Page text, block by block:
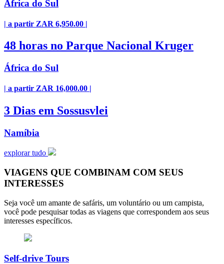
África do Sul
| a partir ZAR 6,950.00 |
48 horas no Parque Nacional Kruger
África do Sul
| a partir ZAR 16,000.00 |
3 Dias em Sossusvlei
Namíbia
explorar tudo
VIAGENS QUE COMBINAM COM SEUS
INTERESSES
Seja você um amante de safáris, um voluntário ou um campista,
você pode pesquisar todas as viagens que correspondem aos seus
interesses específicos.
Self-drive Tours